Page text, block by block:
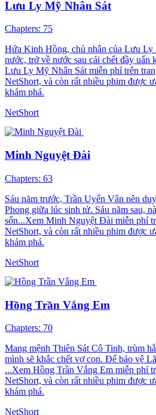
Lưu Ly Mỹ Nhân Sát
Chapters: 75
Hứa Kinh Hồng, chủ nhân của Lưu Ly
nước, trở về nước sau cái chết đầy uẩn
Lưu Ly Mỹ Nhân Sát miễn phí trên
NetShort, và còn rất nhiều phim được
khám phá.
NetShort
Minh Nguyệt Đài
Chapters: 63
Sáu năm trước, Trần Uyển Vân nên
Phong giữa lúc sinh tử. Sáu năm sau,
sốn...Xem Minh Nguyệt Đài miễn phí
NetShort, và còn rất nhiều phim được
khám phá.
NetShort
Hồng Trần Vắng Em
Chapters: 70
Mang mệnh Thiên Sát Cô Tinh, trùm
mình sẽ khắc chết vợ con. Để bảo vệ
...Xem Hồng Trần Vắng Em miễn phí
NetShort, và còn rất nhiều phim được
khám phá.
NetShort